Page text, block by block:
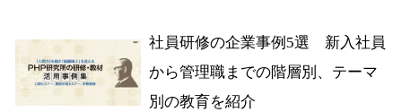
社員研修の企業事例5選 新入社員
から管理職までの階層別、テーマ
別の教育を紹介